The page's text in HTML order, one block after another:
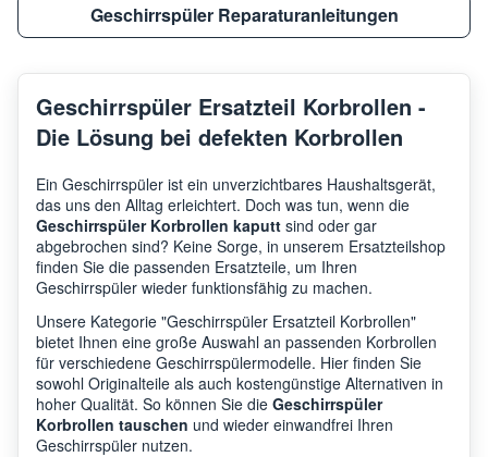
Geschirrspüler Reparaturanleitungen
Geschirrspüler Ersatzteil Korbrollen -
Die Lösung bei defekten Korbrollen
Ein Geschirrspüler ist ein unverzichtbares Haushaltsgerät,
das uns den Alltag erleichtert. Doch was tun, wenn die
Geschirrspüler Korbrollen kaputt sind oder gar
abgebrochen sind? Keine Sorge, in unserem Ersatzteilshop
finden Sie die passenden Ersatzteile, um Ihren
Geschirrspüler wieder funktionsfähig zu machen.
Unsere Kategorie "Geschirrspüler Ersatzteil Korbrollen"
bietet Ihnen eine große Auswahl an passenden Korbrollen
für verschiedene Geschirrspülermodelle. Hier finden Sie
sowohl Originalteile als auch kostengünstige Alternativen in
hoher Qualität. So können Sie die Geschirrspüler
Korbrollen tauschen und wieder einwandfrei Ihren
Geschirrspüler nutzen.